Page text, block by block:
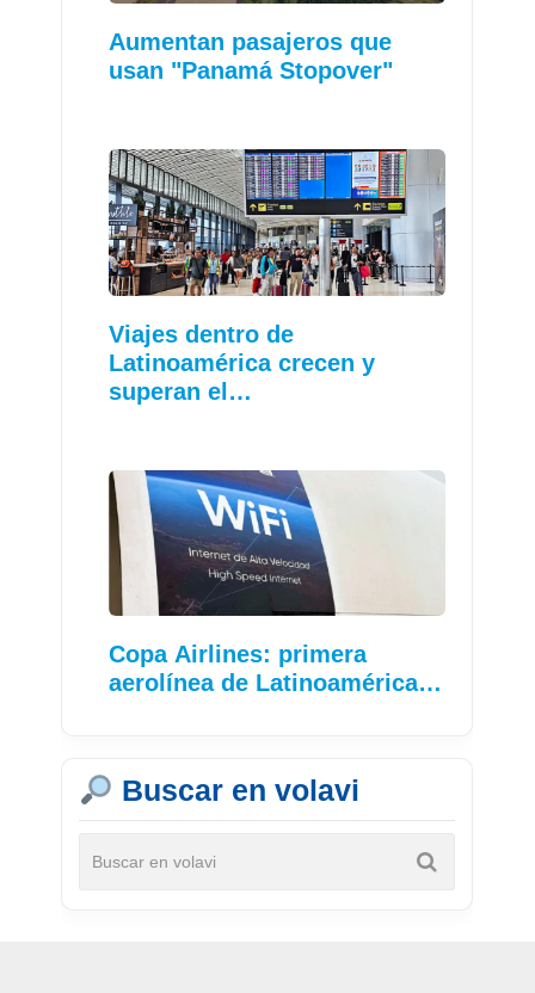
Aumentan pasajeros que
usan "Panamá Stopover"
Viajes dentro de
Latinoamérica crecen y
superan el…
Copa Airlines: primera
aerolínea de Latinoamérica…
Buscar en volavi